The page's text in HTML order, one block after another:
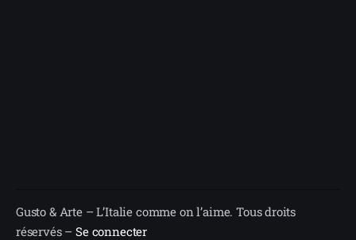
Gusto & Arte – L’Italie comme on l’aime. Tous droits
réservés –Se connecter